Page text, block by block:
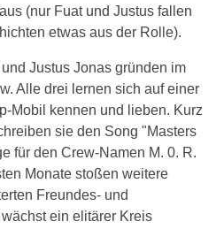
(nur Fuat und Justus fallen
etwas aus der Rolle).
Justus Jonas gründen im
Alle drei lernen sich auf einer
Mobil kennen und lieben. Kurz
sie den Song "Masters
für den Crew-Namen M. 0. R.
Monate stoßen weitere
Freundes- und
ein elitärer Kreis